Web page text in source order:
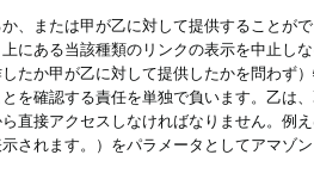
、または甲が乙に対して提供することが
にある当該種類のリンクの表示を中止し
たか甲が乙に対して提供したかを問わず
を確認する責任を単独で負います。乙は
直接アクセスしなければなりません。例
されます。）をパラメータとしてアマゾ